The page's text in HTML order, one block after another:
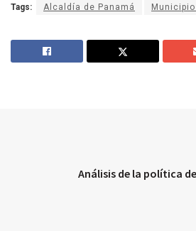
Tags: Alcaldía de Panamá
Análisis de la política